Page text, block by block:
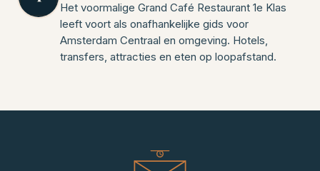
Het voormalige Grand Café Restaurant 1e Klas
leeft voort als onafhankelijke gids voor
Amsterdam Centraal en omgeving. Hotels,
transfers, attracties en eten op loopafstand.